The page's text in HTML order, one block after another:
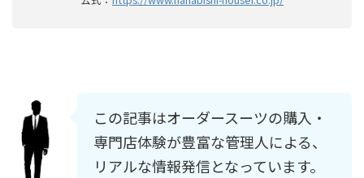
この記事はオーダースーツの購入・
専門店体験が豊富な管理人による、
リアルな情報発信となっています。